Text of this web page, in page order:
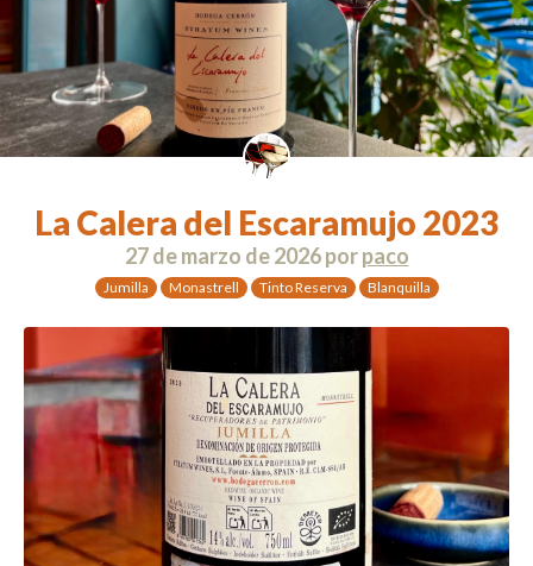
La Calera del Escaramujo 2023
27 de marzo de 2026porpaco
Jumilla Monastrell Tinto Reserva Blanquilla